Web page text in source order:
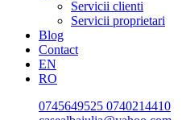
Servicii clienti
Servicii proprietari
Blog
Contact
EN
RO
0745649525 0740214410